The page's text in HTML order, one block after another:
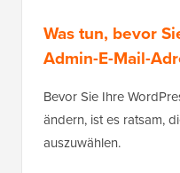
Was tun, bevor
Admin-E-Mail-
Bevor Sie Ihre
ändern, ist es ratsam,
auszuwählen.